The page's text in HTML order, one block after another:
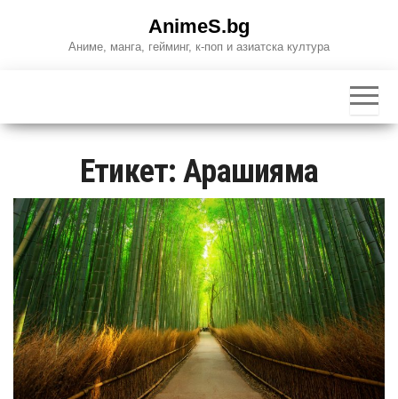
AnimeS.bg
Аниме, манга, гейминг, к-поп и азиатска култура
Етикет: Арашияма